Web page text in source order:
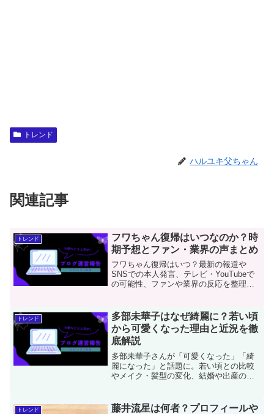
トレンド
ハルユキ父ちゃん
関連記事
トレンド
フワちゃん復帰はいつなのか？時
期予想とファン・業界の声まとめ
フワちゃん復帰はいつ？最新の報道や
SNSでの本人発言、テレビ・YouTubeで
の可能性、ファンや業界の反応を整理
トレンド
多部未華子はなぜ綺麗に？若い頃
から可愛くなった理由と近況を徹
底解説
多部未華子さんが「可愛くなった」「綺
麗になった」と話題に。若い頃との比較
やメイク・髪型の変化、結婚や出産の影
相に迫ります。
トレンド
藤井流星は何者？プロフィールや